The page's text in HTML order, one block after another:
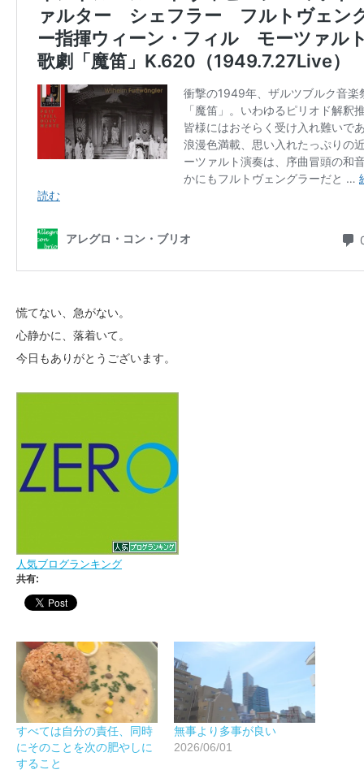
慌てない、急がない。
心静かに、落着いて。
今日もありがとうございます。
人気ブログランキング
共有:
すべては自分の責任、同時
にそのことを次の肥やしに
すること
無事より多事が良い
2026/06/01